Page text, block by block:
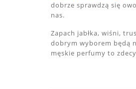
dobrze sprawdzą się
nas.
Zapach jabłka, wiśni,
dobrym wyborem będą
męskie perfumy to